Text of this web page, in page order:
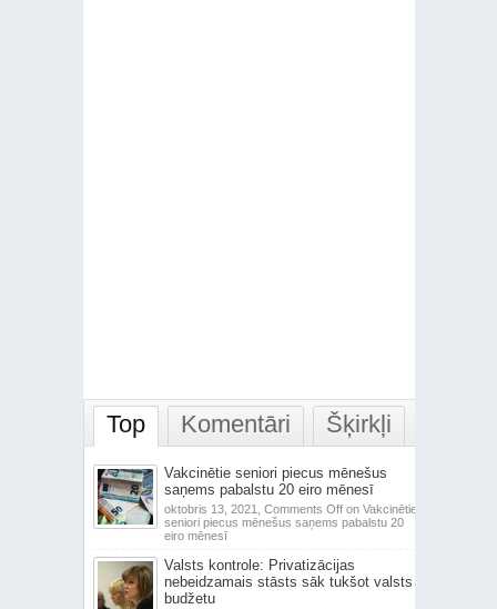
Top Komentāri Šķirkļi
Vakcinētie seniori piecus mēnešus
saņems pabalstu 20 eiro mēnesī
oktobris 13, 2021, Comments Offon Vakcinētie
seniori piecus mēnešus saņems pabalstu 20
eiro mēnesī
Valsts kontrole: Privatizācijas
nebeidzamais stāsts sāk tukšot valsts
budžetu